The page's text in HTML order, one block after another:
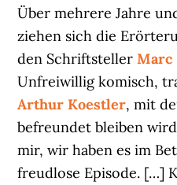
Über mehrere Jahre
ziehen sich die
den Schriftsteller
Unfreiwillig komisch,
Arthur Koestler, mit
befreundet bleiben
mir, wir haben es im
freudlose Episode. […]